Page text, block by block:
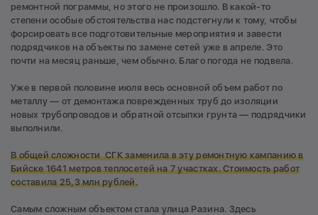
ремонтной пограммы, но этого не произошло. В какой-то
степени особые обстоятельства нас подстегнули к тому, чтобы
форсировать все подготовительные мероприятия и завести
подрядчиков на объекты по замене сетей уже в апреле. Это
почти на месяц раньше, чем обычно. Благо погода не подвела.
Уже в первой половине июля весь основной объем работ по
металлу — от демонтажа поврежденных труб до изоляции
новых трубопроводов и обратной отсыпки грунта — подрядчики
выполнили.
В общей сложности СГК заменила в эту ремонтную кампанию в
Бийске 1641 метров теплосетей на 7 участках. Стоимость работ
составила 25,3 млн рублей.
Самым сложным объектом стала улица Разина. Здесь